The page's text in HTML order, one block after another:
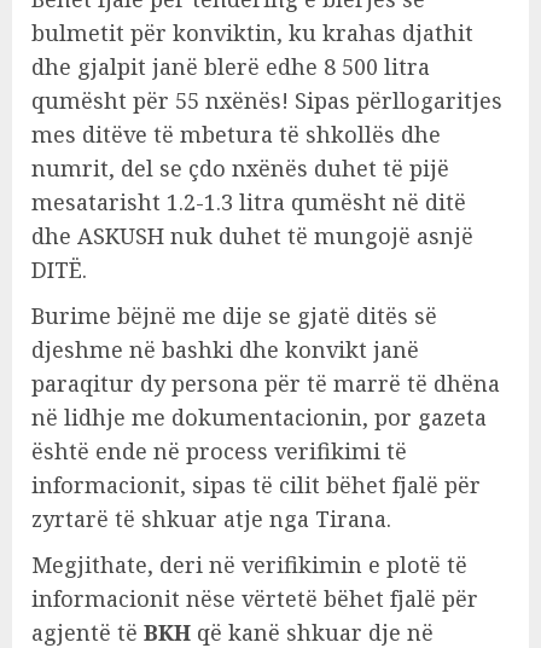
bulmetit për konviktin, ku krahas djathit
dhe gjalpit janë blerë edhe 8 500 litra
qumësht për 55 nxënës! Sipas përllogaritjes
mes ditëve të mbetura të shkollës dhe
numrit, del se çdo nxënës duhet të pijë
mesatarisht 1.2-1.3 litra qumësht në ditë
dhe ASKUSH nuk duhet të mungojë asnjë
DITË.
Burime bëjnë me dije se gjatë ditës së
djeshme në bashki dhe konvikt janë
paraqitur dy persona për të marrë të dhëna
në lidhje me dokumentacionin, por gazeta
është ende në process verifikimi të
informacionit, sipas të cilit bëhet fjalë për
zyrtarë të shkuar atje nga Tirana.
Megjithate, deri në verifikimin e plotë të
informacionit nëse vërtetë bëhet fjalë për
agjentë të BKH që kanë shkuar dje në